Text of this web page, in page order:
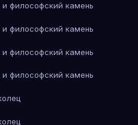
философский камень
философский камень
философский камень
философский камень